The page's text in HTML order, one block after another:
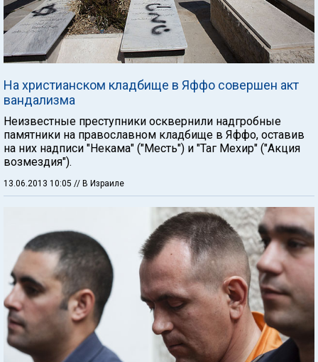
На христианском кладбище в Яффо совершен акт
вандализма
Неизвестные преступники осквернили надгробные
памятники на православном кладбище в Яффо, оставив
на них надписи "Некама" ("Месть") и "Таг Мехир" ("Акция
возмездия").
13.06.2013 10:05 // В Израиле